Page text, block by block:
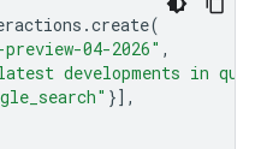
.create(
04-2026" ,
developments in
}],